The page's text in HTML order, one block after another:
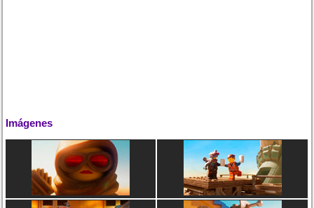
Imágenes